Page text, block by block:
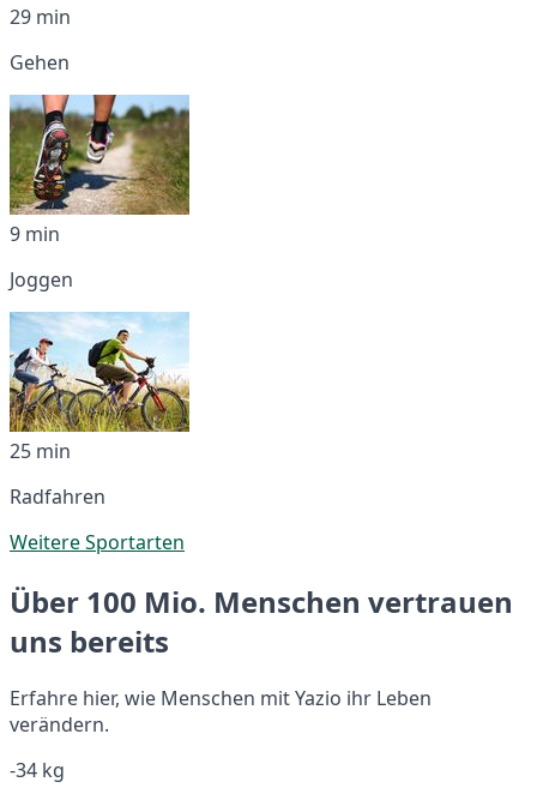
29 min
Gehen
9 min
Joggen
25 min
Radfahren
Weitere Sportarten
Über 100 Mio. Menschen vertrauen
uns bereits
Erfahre hier, wie Menschen mit Yazio ihr Leben
verändern.
-34 kg